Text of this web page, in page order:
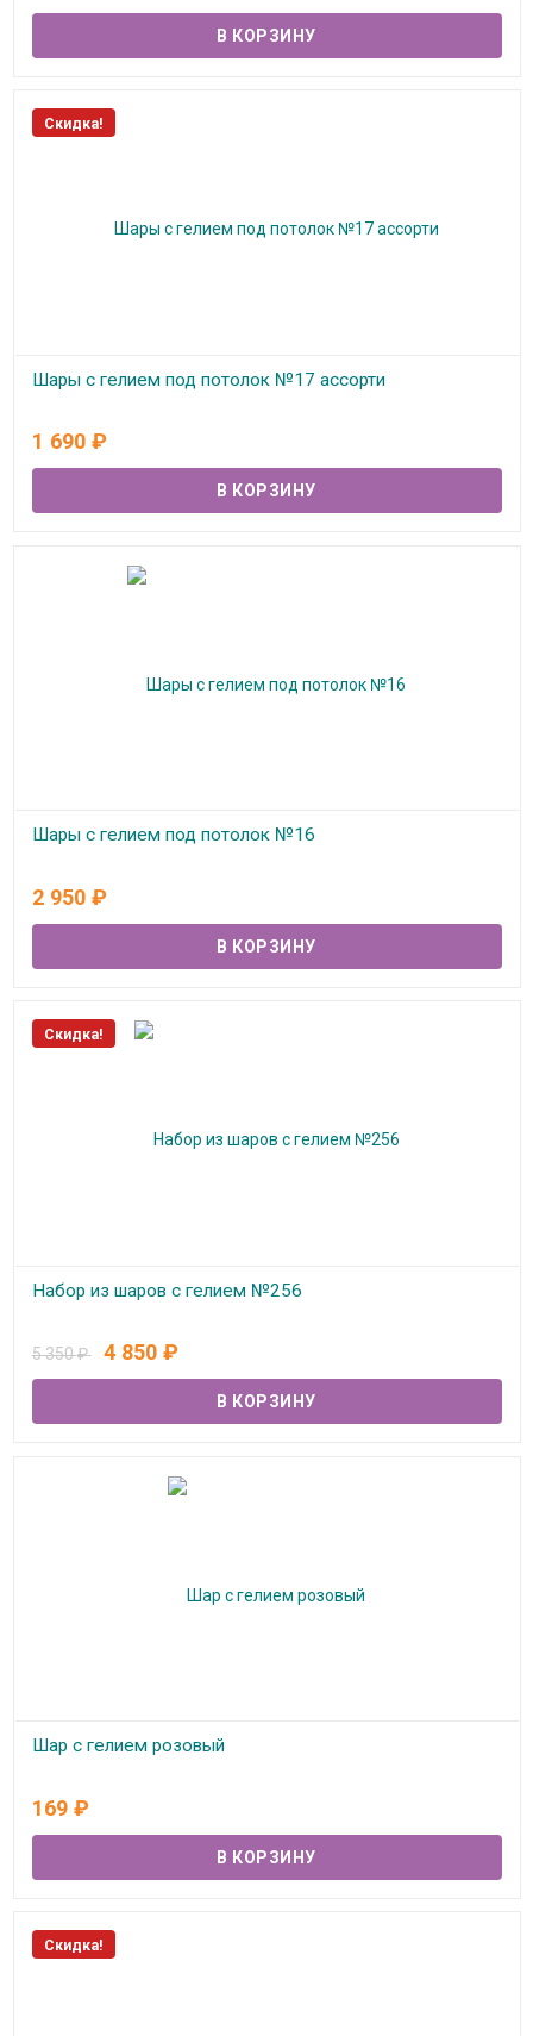
Скидка!
Шары с гелием под потолок №17 ассорти
1 690 ₽
Шары с гелием под потолок №16
2 950 ₽
Скидка!
Набор из шаров с гелием №256
5 350₽ 4 850 ₽
Шар с гелием розовый
169 ₽
Скидка!